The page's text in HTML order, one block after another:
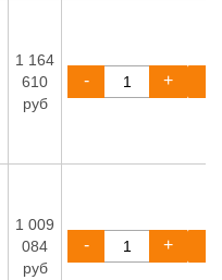
1 164
610
руб
- +
1 009
084
руб
- +